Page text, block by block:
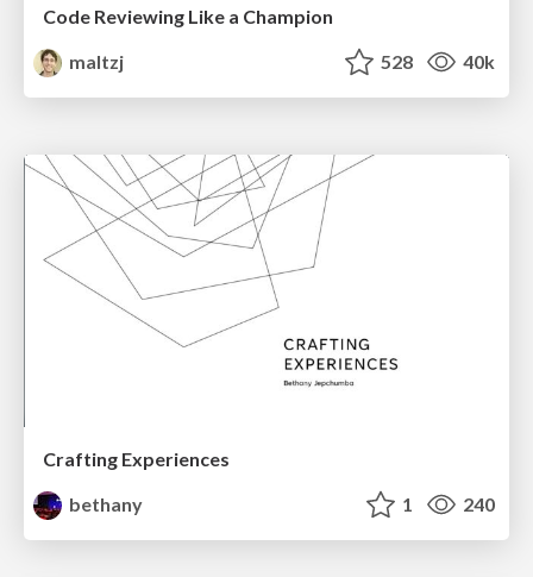
Code Reviewing Like a Champion
maltzj
528 40k
Crafting Experiences
bethany
1 240